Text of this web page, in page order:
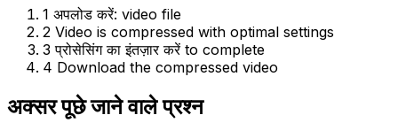
1 अपलोड करें: video file
2 Video is compressed with optimal settings
3 प्रोसेसिंग का इंतज़ार करें to complete
4 Download the compressed video
अक्सर पूछे जाने वाले प्रश्न